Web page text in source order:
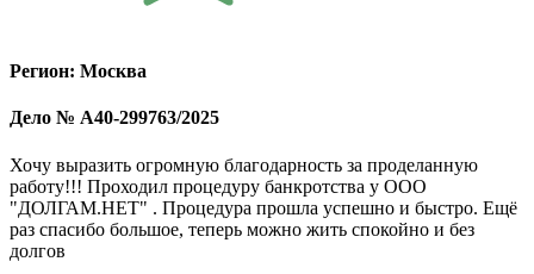
Регион: Москва
Дело № А40-299763/2025
Хочу выразить огромную благодарность за проделанную
работу!!! Проходил процедуру банкротства у ООО
"ДОЛГАМ.НЕТ" . Процедура прошла успешно и быстро. Ещё
раз спасибо большое, теперь можно жить спокойно и без
долгов